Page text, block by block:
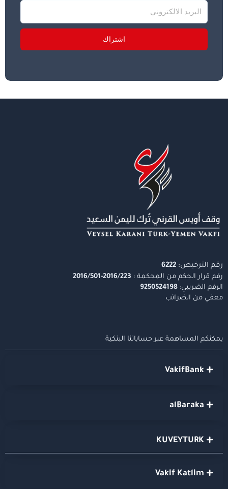
اشتراك
رقم الترخيص: 6222
رقم قرار الحكم من المحكمة : 2016/223-2016/501
الرقم الضريبي: 9250524198
معفي من الضرائب
يمكنكم المساهمة عبر حساباتنا البنكية
VakifBank
alBaraka
KUVEYTURK
Vakif Katlim